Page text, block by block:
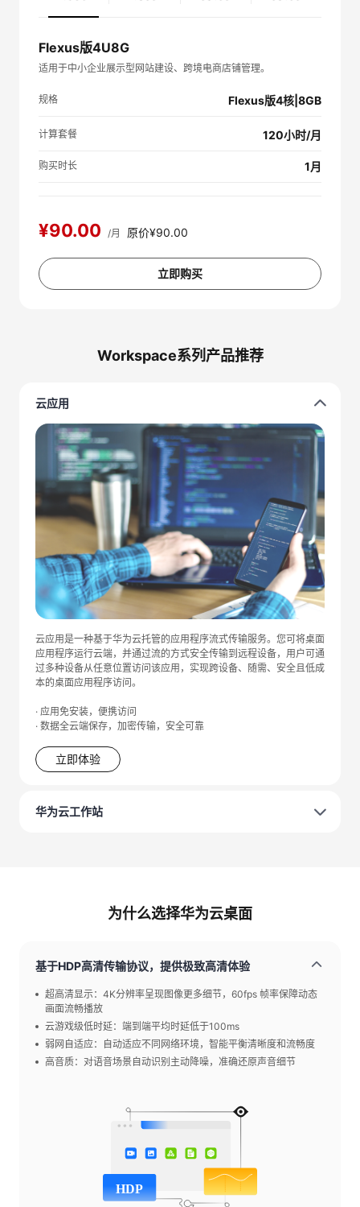
Flexus版4U8G
适用于中小企业展示型网站建设、跨境电商店铺管理。
规格 Flexus版4核|8GB
计算套餐 120小时/月
购买时长 1月
¥90.00 /月 原价¥90.00
立即购买
Workspace系列产品推荐
云应用
云应用是一种基于华为云托管的应用程序流式传输服务。您可将桌面
应用程序运行云端，并通过流的方式安全传输到远程设备，用户可通
过多种设备从任意位置访问该应用，实现跨设备、随需、安全且低成
本的桌面应用程序访问。
· 应用免安装，便携访问
· 数据全云端保存，加密传输，安全可靠
立即体验
华为云工作站
为什么选择华为云桌面
基于HDP高清传输协议，提供极致高清体验
超高清显示：4K分辨率呈现图像更多细节，60fps 帧率保障动态
画面流畅播放
云游戏级低时延：端到端平均时延低于100ms
弱网自适应：自动适应不同网络环境，智能平衡清晰度和流畅度
高音质：对语音场景自动识别主动降噪，准确还原声音细节